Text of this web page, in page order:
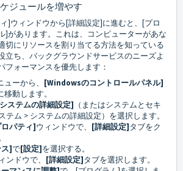
ジュールを増やす
]ウィンドウから[詳細設定]に進むと、[プロ
]があります。これは、コンピューターがあな
切にリソースを割り当てる方法を知っている
立ち、バックグラウンドサービスのニーズよ
フォーマンスを優先します：
ューから、 [Windowsのコントロールパネル]
移動します。
ステムの詳細設定] （またはシステムとセキ
テム > システムの詳細設定）を選択します。
パティ]ウィンドウで、 [詳細設定]タブをク
]で[設定]を選択する。
ンドウで、 [詳細設定]タブを選択します。